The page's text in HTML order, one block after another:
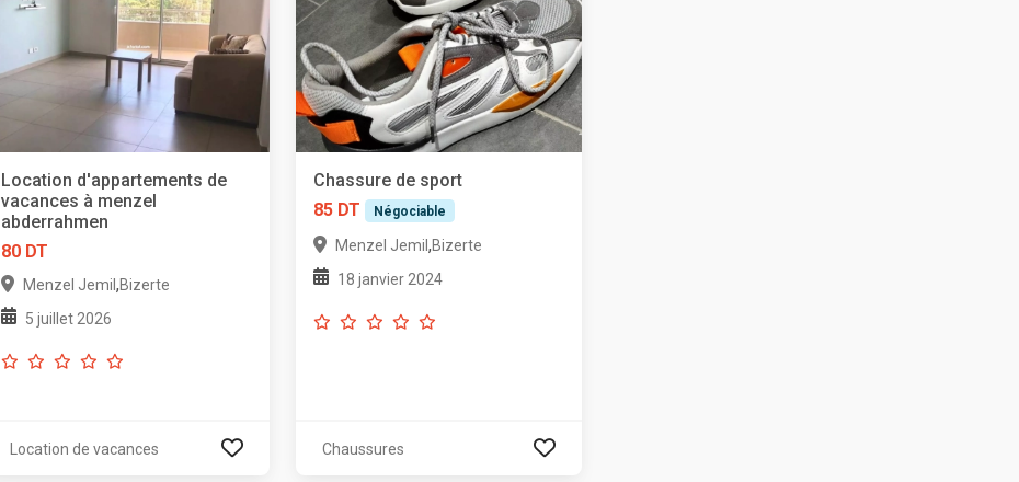
Location d'appartements de
vacances à menzel
abderrahmen
80 DT
Menzel Jemil ,Bizerte
5 juillet 2026
Location de vacances
Chassure de sport
85 DT
Négociable
Menzel Jemil ,Bizerte
18 janvier 2024
Chaussures